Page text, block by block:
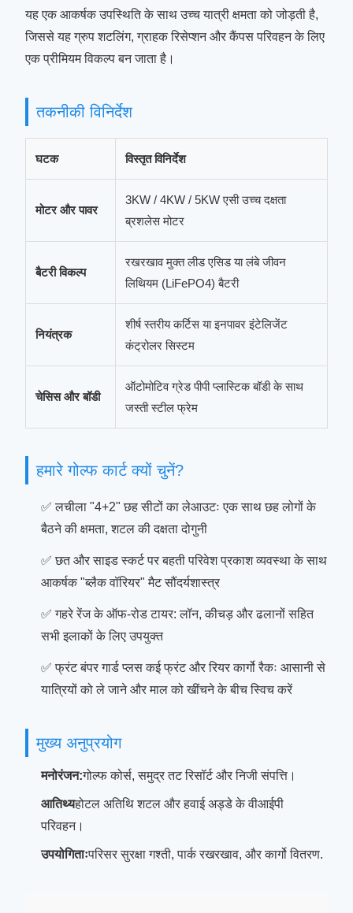
यह एक आकर्षक उपस्थिति के साथ उच्च यात्री क्षमता को जोड़ती है,
जिससे यह ग्रुप शटलिंग, ग्राहक रिसेप्शन और कैंपस परिवहन के लिए
एक प्रीमियम विकल्प बन जाता है।
तकनीकी विनिर्देश
घटक विस्तृत विनिर्देश
मोटर और पावर
3KW / 4KW / 5KW एसी उच्च दक्षता
ब्रशलेस मोटर
बैटरी विकल्प
रखरखाव मुक्त लीड एसिड या लंबे जीवन
लिथियम (LiFePO4) बैटरी
नियंत्रक
शीर्ष स्तरीय कर्टिस या इनपावर इंटेलिजेंट
कंट्रोलर सिस्टम
चेसिस और बॉडी
ऑटोमोटिव ग्रेड पीपी प्लास्टिक बॉडी के साथ
जस्ती स्टील फ्रेम
हमारे गोल्फ कार्ट क्यों चुनें?
✅ लचीला "4+2" छह सीटों का लेआउटः एक साथ छह लोगों के
बैठने की क्षमता, शटल की दक्षता दोगुनी
✅ छत और साइड स्कर्ट पर बहती परिवेश प्रकाश व्यवस्था के साथ
आकर्षक "ब्लैक वॉरियर" मैट सौंदर्यशास्त्र
✅ गहरे रेंज के ऑफ-रोड टायर: लॉन, कीचड़ और ढलानों सहित
सभी इलाकों के लिए उपयुक्त
✅ फ्रंट बंपर गार्ड प्लस कई फ्रंट और रियर कार्गो रैकः आसानी से
यात्रियों को ले जाने और माल को खींचने के बीच स्विच करें
मुख्य अनुप्रयोग
मनोरंजन:गोल्फ कोर्स, समुद्र तट रिसॉर्ट और निजी संपत्ति।
आतिथ्यहोटल अतिथि शटल और हवाई अड्डे के वीआईपी
परिवहन।
उपयोगिताःपरिसर सुरक्षा गश्ती, पार्क रखरखाव, और कार्गो वितरण.